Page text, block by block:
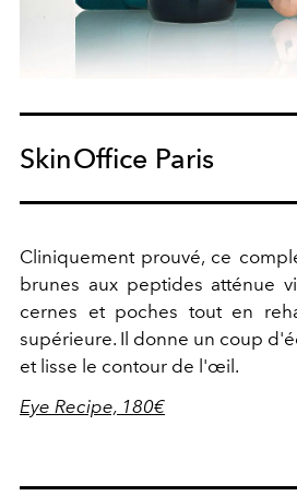
SkinOffice Paris
Cliniquement prouvé, ce
brunes aux peptides atténue
cernes et poches tout en
supérieure. Il donne un coup
et lisse le contour de l'œil.
Eye Recipe, 180€